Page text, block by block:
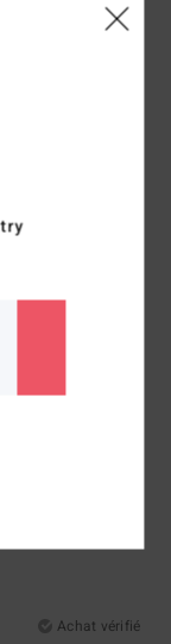
Matière
Achat vérifié